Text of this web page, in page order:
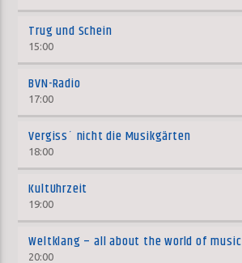
Trug und Schein
15:00
BVN-Radio
17:00
Vergiss´ nicht die Musikgärten
18:00
KultUhrzeit
19:00
Weltklang – all about the world of music
20:00